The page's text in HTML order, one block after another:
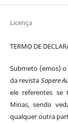
Licença
TERMO DE
Submeto (emos)
da revista Sapere
ele referentes se
Minas, sendo
qualquer outra